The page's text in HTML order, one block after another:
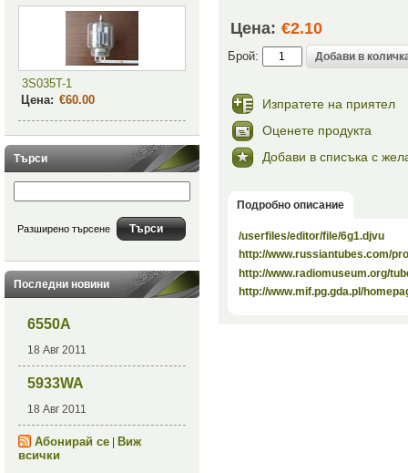
3S035T-1
Цена: €60.00
Търси
Разширено търсене
Последни новини
6550A
18 Авг 2011
5933WA
18 Авг 2011
Абонирай се|
Виж
всички
Цена: €2.10
Брой:
Изпратете на приятел
Оценете продукта
Добави в списъка с
Подробно описание
/userfiles/editor/file/6g1.djvu
http://www.russiantubes.com/
http://www.radiomuseum.org/
http://www.mif.pg.gda.pl/